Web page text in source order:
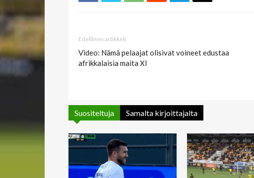
Edellinen artikkeli
Video: Nämä pelaajat olisivat voineet edustaa
afrikkalaisia maita XI
Suositeltuja Samalta kirjoittajalta